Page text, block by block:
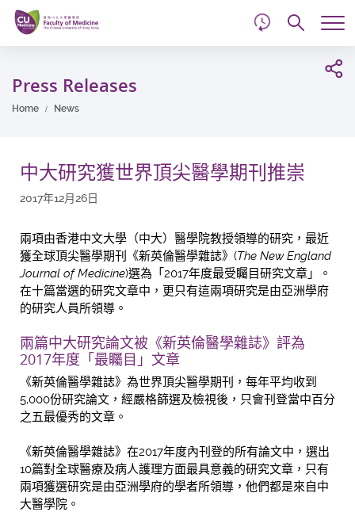
Skip
main
content
Press Releases
Home News
中大研究獲世界頂尖醫學期刊推崇
2017年12月26日
兩項由香港中文大學（中大）醫學院教授領導的研究，最近
獲全球頂尖醫學期刊《新英倫醫學雜誌》(The New England
Journal of Medicine)選為「2017年度最受矚目研究文章」。
在十篇當選的研究文章中，更只有這兩項研究是由亞洲學府
的研究人員所領導。
兩篇中大研究論文被《新英倫醫學雜誌》評為
2017年度「最矚目」文章
《新英倫醫學雜誌》為世界頂尖醫學期刊，每年平均收到
5,000份研究論文，經嚴格篩選及檢視後，只會刊登當中百分
之五最優秀的文章。
《新英倫醫學雜誌》在2017年度內刊登的所有論文中，選出
10篇對全球醫療及病人護理方面最具意義的研究文章，只有
兩項獲選研究是由亞洲學府的學者所領導，他們都是來自中
大醫學院。